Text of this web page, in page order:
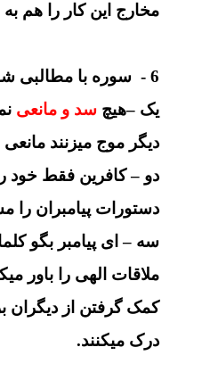
مخارج این کار را هم
6 - سوره با مطالبی شبیه به اوایل سوره خاتمه پیدا میکند:
یک –هیچ سد و مانعی
دیگر موج میزنند
دو – کافرین فقط خود
دستورات پیامبران را
سه – ای پیامبر بگو
ملاقات الهی را باور
کمک گرفتن از دیگران
درک میکنند.